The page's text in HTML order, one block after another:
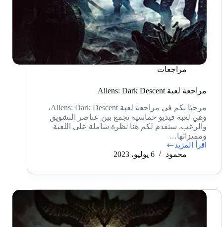
مراجعات
مراجعة لعبة Aliens: Dark Descent
مرحبًا بكم في مراجعة لعبة Aliens: Dark Descent،
وهي لعبة فيديو حماسية تجمع بين عناصر التشويق
والرعب. سنقدم لكم هنا نظرة شاملة على اللعبة
ومميزاتها…
اقرأ المزيد
مراجعة
Dark
محمود 6 يوليو، 2023